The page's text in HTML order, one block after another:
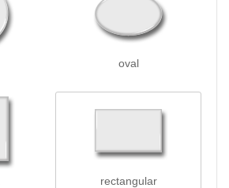
oval
rectangular